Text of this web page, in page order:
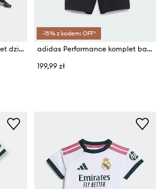
adidas Performance komplet dziecięcy REAL MADRID
-15% z kodem: OFF*
adidas Performance komplet bawełniany niemowlęcy MERCEDES
199,99 zł